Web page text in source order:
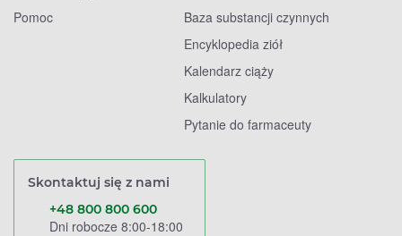
Pomoc
Baza substancji czynnych
Encyklopedia ziół
Kalendarz ciąży
Kalkulatory
Pytanie do farmaceuty
Skontaktuj się z nami
+48 800 800 600
Dni robocze 8:00-18:00